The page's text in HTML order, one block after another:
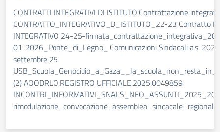
CONTRATTI INTEGRATIVI DI ISTITUTO Contrattazione
CONTRATTO_INTEGRATIVO_D_ISTITUTO_22-23 Contratto
INTEGRATIVO 24-25-
01-2026_Ponte_di_Legno_ Comunicazioni Sindacali a.s.
settembre 25
(2) AOODRLO.REGISTRO UFFICIALE.2025.0049859